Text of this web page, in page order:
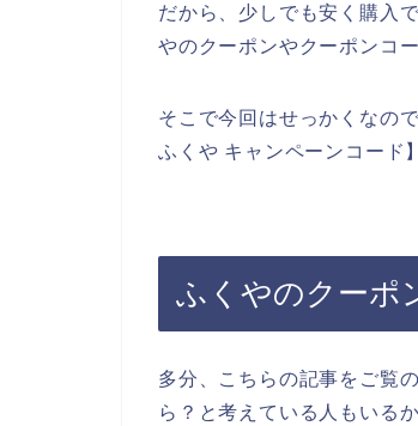
だから、少しでも安く購入
やのクーポンやクーポンコ
そこで今回はせっかくなの
ふくや キャンペーンコード
ふくやのクーポ
多分、こちらの記事をご覧
ら？と考えている人もいる